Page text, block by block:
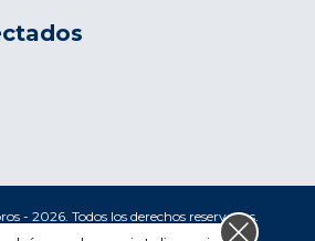
- 2026. Todos los derechos reservados.